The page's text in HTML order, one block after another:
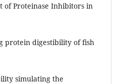
of Proteinase Inhibitors in
protein digestibility of fish
simulating the